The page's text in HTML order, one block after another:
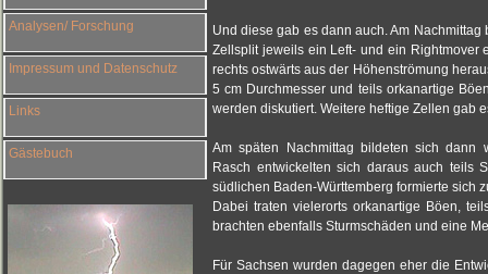
Analysen/ Forschung
Impressum und Datenschutz
Links
Gästebuch
Und diese gab es dann auch. Am
Zellsplit jeweils ein Left- und ein Rightmover
rechts ostwärts aus der Höhenströmung
5 cm Durchmesser und teils orkanartige
werden diskutiert. Weitere heftige Zellen gab
Am späten Nachmittag bildeten sich dann
Rasch entwickelten sich daraus auch teils
südlichen Baden-Württemberg formierte sich
Dabei traten vielerorts orkanartige Böen,
brachten ebenfalls Sturmschäden und eine
Für Sachsen wurden dagegen eher die